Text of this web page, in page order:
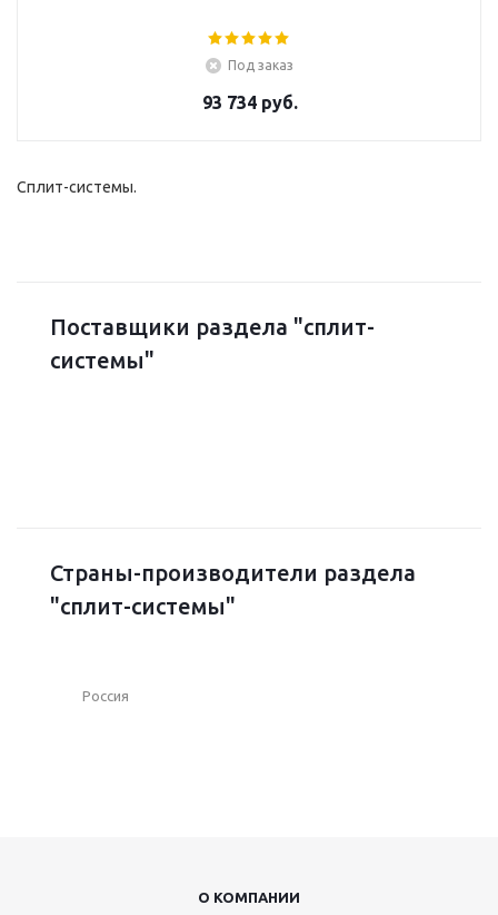
Под заказ
93 734 руб.
Сплит-системы.
Поставщики раздела "сплит-
системы"
Страны-производители раздела
"сплит-системы"
Россия
О КОМПАНИИ